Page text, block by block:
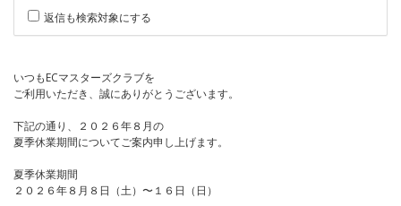
返信も検索対象にする
いつもECマスターズクラブを
ご利用いただき、誠にありがとうございます。
下記の通り、２０２６年８月の
夏季休業期間についてご案内申し上げます。
夏季休業期間
２０２６年８月８日（土）〜１６日（日）